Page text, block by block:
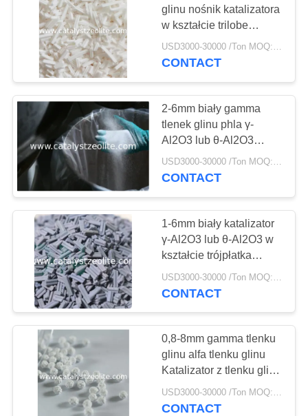
FABRYCE
KONTROLA
JAKOŚCI
SKONTAKTUJ
SIĘ
NAMI
AKTUALNOŚCI
SPRAWY
SITEMAP
PRIVACY
POLICY
Zeolit ​​ZSM-5
Beta Zeolit
SAPO-34 Zeolit
glinu nośnik katalizatora
w kształcie trilobe
wspiera formę
krystaliczną
USD3000-30000 /Ton MOQ:1 KG
CONTACT
2-6mm biały gamma
tlenek glinu phla γ-
Al2O3 lub θ-Al2O3
Ananasowy kulisty
katalizator
USD3000-30000 /Ton MOQ:1 KG
CONTACT
1-6mm biały katalizator
γ-Al2O3 lub θ-Al2O3 w
kształcie trójpłatka
wspiera formę
krystaliczną
CONTACT
0,8-8mm gamma tlenku
glinu alfa tlenku glinu
Katalizator z tlenku glinu
w kształcie kuli wspiera
formę krystaliczną
USD3000-30000 /Ton MOQ:1 KG
CONTACT